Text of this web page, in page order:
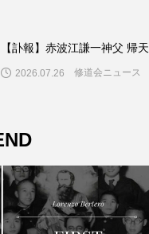
【訃報】赤波江謙一神父 帰天
2026.07.26 修道会ニュース